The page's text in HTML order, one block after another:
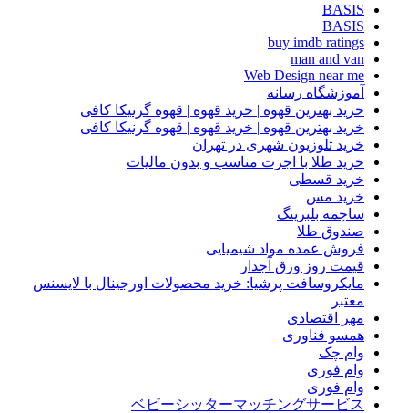
BASIS
BASIS
buy imdb ratings
man and van
Web Design near me
آموزشگاه رسانه
خرید بهترین قهوه | خرید قهوه | قهوه گرنیکا کافی
خرید بهترین قهوه | خرید قهوه | قهوه گرنیکا کافی
خرید تلوزیون شهری در تهران
خرید طلا با اجرت مناسب و بدون مالیات
خرید قسطی
خرید مس
ساچمه بلبرینگ
صندوق طلا
فروش عمده مواد شیمیایی
قیمت روز ورق آجدار
مایکروسافت پرشیا: خرید محصولات اورجینال با لایسنس
معتبر
مهر اقتصادی
همسو فناوری
وام چک
وام فوری
وام فوری
ベビーシッターマッチングサービス